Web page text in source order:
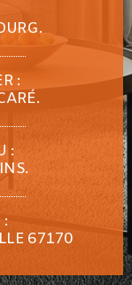
:
:
67170